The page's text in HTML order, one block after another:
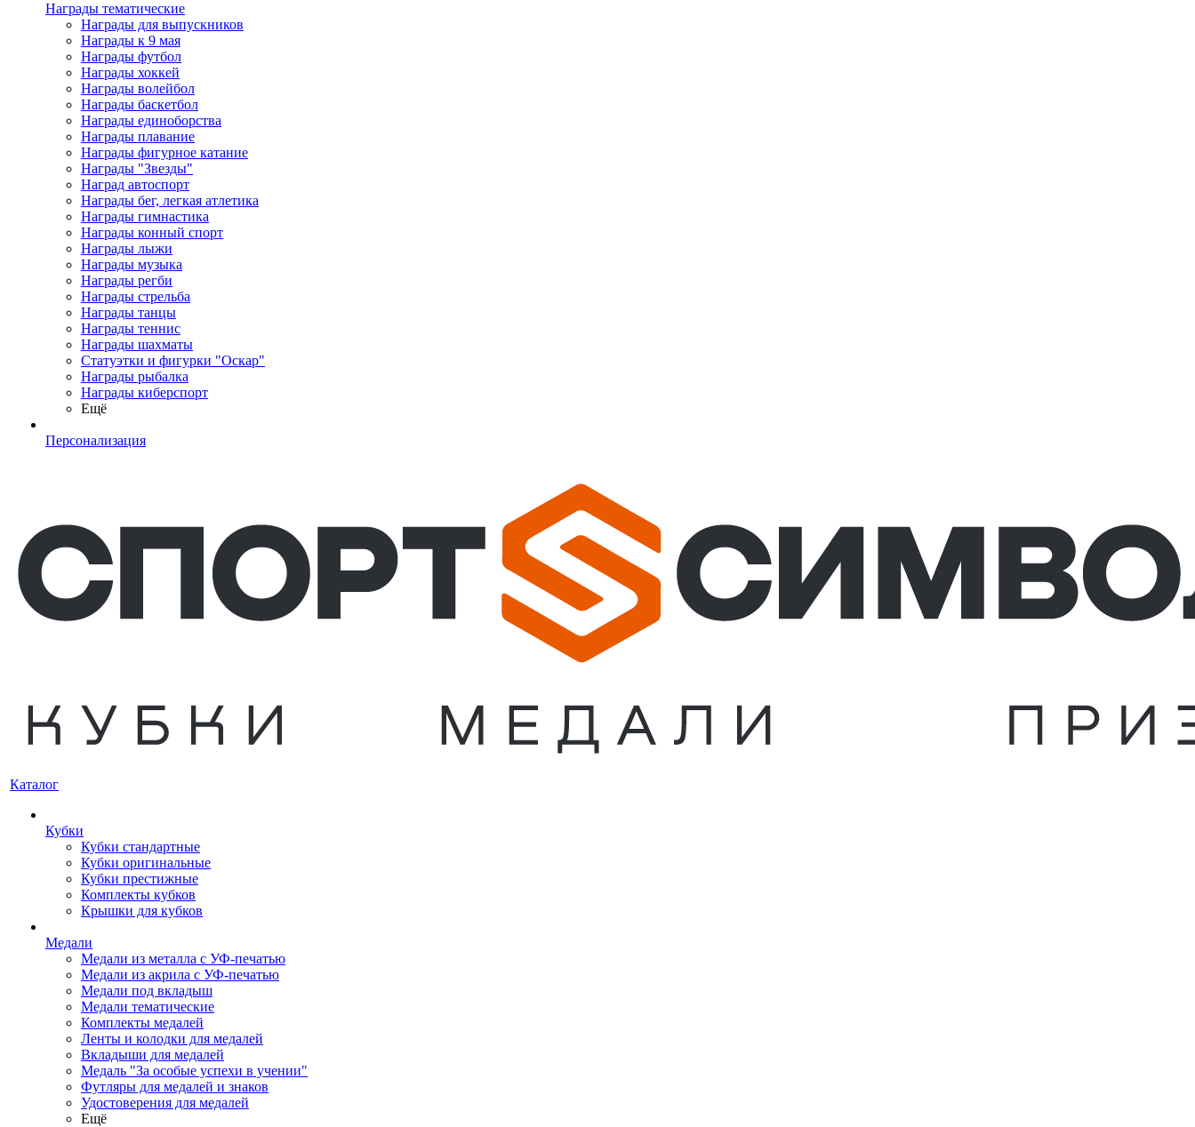
Награды тематические
Награды для выпускников
Награды к 9 мая
Награды футбол
Награды хоккей
Награды волейбол
Награды баскетбол
Награды единоборства
Награды плавание
Награды фигурное катание
Награды "Звезды"
Наград автоспорт
Награды бег, легкая атлетика
Награды гимнастика
Награды конный спорт
Награды лыжи
Награды музыка
Награды регби
Награды стрельба
Награды танцы
Награды теннис
Награды шахматы
Статуэтки и фигурки "Оскар"
Награды рыбалка
Награды киберспорт
Ещё
Персонализация
Каталог
Кубки
Кубки стандартные
Кубки оригинальные
Кубки престижные
Комплекты кубков
Крышки для кубков
Медали
Медали из металла с УФ-печатью
Медали из акрила с УФ-печатью
Медали под вкладыш
Медали тематические
Комплекты медалей
Ленты и колодки для медалей
Вкладыши для медалей
Медаль "За особые успехи в учении"
Футляры для медалей и знаков
Удостоверения для медалей
Ещё